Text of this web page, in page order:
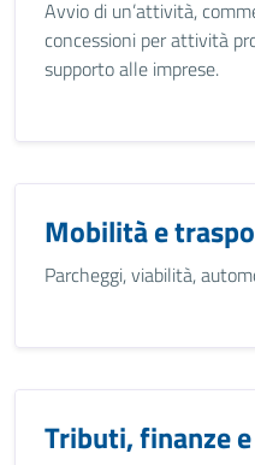
Avvio di un’attività,
concessioni per attività
supporto alle imprese.
Mobilità e
Parcheggi, viabilità,
Tributi, finanze